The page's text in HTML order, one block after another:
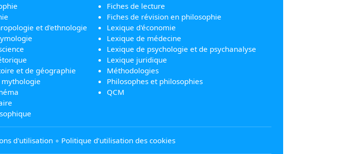
et d'ethnologie
et de géographie
mythologie
Fiches de lecture
Fiches de révision en philosophie
Lexique d'économie
Lexique de médecine
Lexique de psychologie et de psychanalyse
Lexique juridique
Méthodologies
Philosophes et philosophies
QCM
d'utilisation∘ Politique d’utilisation des cookies